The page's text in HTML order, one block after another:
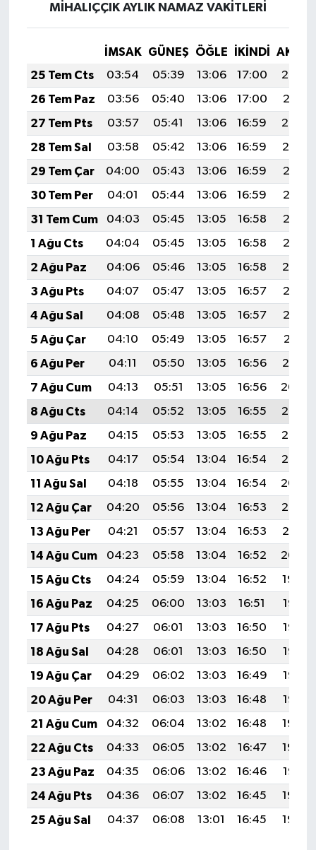
MİHALIÇÇIK AYLIK NAMAZ VAKITLERI
İMSAK GÜNEŞ ÖĞLE İKINDI
25 Tem Cts
03:54 05:39 13:06 17:00
20:22
26 Tem Paz
03:56 05:40 13:06 17:00
20:21
27 Tem Pts
03:57 05:41 13:06 16:59
20:20
28 Tem Sal
03:58 05:42 13:06 16:59
20:19
29 Tem Çar
04:00 05:43 13:06 16:59
20:18
30 Tem Per
04:01 05:44 13:06 16:59
20:17
31 Tem Cum
04:03 05:45 13:05 16:58
20:16
1 Ağu Cts
04:04 05:45 13:05 16:58
20:15
2 Ağu Paz
04:06 05:46 13:05 16:58
20:14
3 Ağu Pts
04:07 05:47 13:05 16:57
20:13
4 Ağu Sal
04:08 05:48 13:05 16:57
20:12
5 Ağu Çar
04:10 05:49 13:05 16:57
20:11
6 Ağu Per
04:11 05:50 13:05 16:56
20:10
7 Ağu Cum
04:13 05:51 13:05 16:56
20:09
8 Ağu Cts
04:14 05:52 13:05 16:55
20:08
9 Ağu Paz
04:15 05:53 13:05 16:55
20:06
10 Ağu Pts
04:17 05:54 13:04 16:54
20:05
11 Ağu Sal
04:18 05:55 13:04 16:54
20:04
12 Ağu Çar
04:20 05:56 13:04 16:53
20:03
13 Ağu Per
04:21 05:57 13:04 16:53
20:01
14 Ağu Cum
04:23 05:58 13:04 16:52
20:00
15 Ağu Cts
04:24 05:59 13:04 16:52
19:59
16 Ağu Paz
04:25 06:00 13:03 16:51
19:57
17 Ağu Pts
04:27 06:01 13:03 16:50
19:56
18 Ağu Sal
04:28 06:01 13:03 16:50
19:55
19 Ağu Çar
04:29 06:02 13:03 16:49
19:53
20 Ağu Per
04:31 06:03 13:03 16:48
19:52
21 Ağu Cum
04:32 06:04 13:02 16:48
19:50
22 Ağu Cts
04:33 06:05 13:02 16:47
19:49
23 Ağu Paz
04:35 06:06 13:02 16:46
19:47
24 Ağu Pts
04:36 06:07 13:02 16:45
19:46
25 Ağu Sal
04:37 06:08 13:01 16:45 19:45